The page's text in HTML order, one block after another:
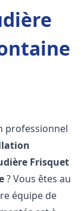
professionnel
Frisquet
? Vous êtes au
équipe de